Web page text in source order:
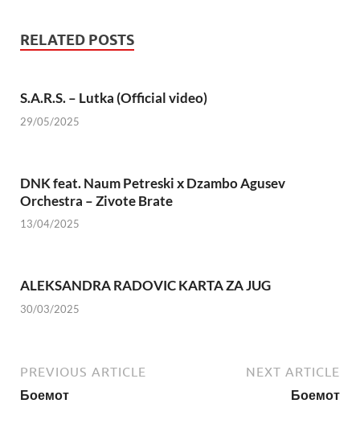
RELATED POSTS
S.A.R.S. – Lutka (Official video)
29/05/2025
DNK feat. Naum Petreski х Dzambo Agusev
Orchestra – Zivote Brate
13/04/2025
ALEKSANDRA RADOVIC KARTA ZA JUG
30/03/2025
PREVIOUS ARTICLE
Боемот
NEXT ARTICLE
Боемот